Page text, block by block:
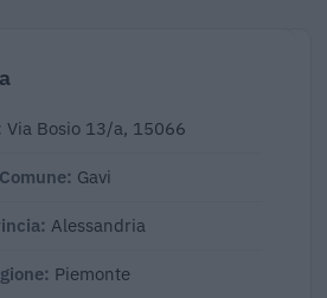
Via Bosio 13/a, 15066
Comune: Gavi
Alessandria
Piemonte